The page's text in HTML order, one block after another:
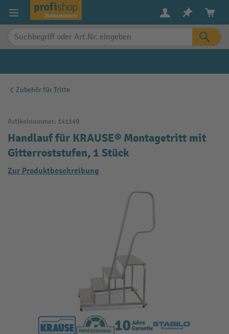
springen
Zubehör für Tritte
Artikelnummer: 141149
Handlauf für KRAUSE® Montagetritt mit
Gitterroststufen, 1 Stück
Zur Produktbeschreibung